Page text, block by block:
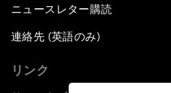
ニュースレター購読
連絡先 (英語のみ)
リンク